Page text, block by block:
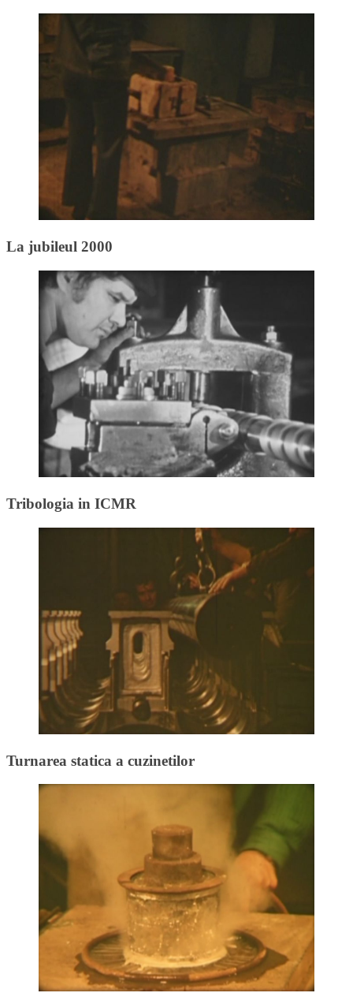
La jubileul 2000
Tribologia in ICMR
Turnarea statica a cuzinetilor